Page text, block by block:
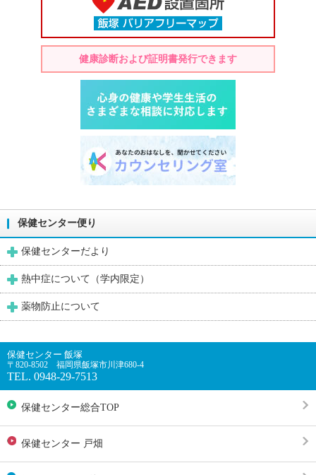
健康診断および証明書発行できます
保健センター便り
保健センターだより
熱中症について（学内限定）
薬物防止について
保健センター 飯塚
〒820-8502 福岡県飯塚市川津680-4
TEL. 0948-29-7513
保健センター総合TOP
保健センター 戸畑